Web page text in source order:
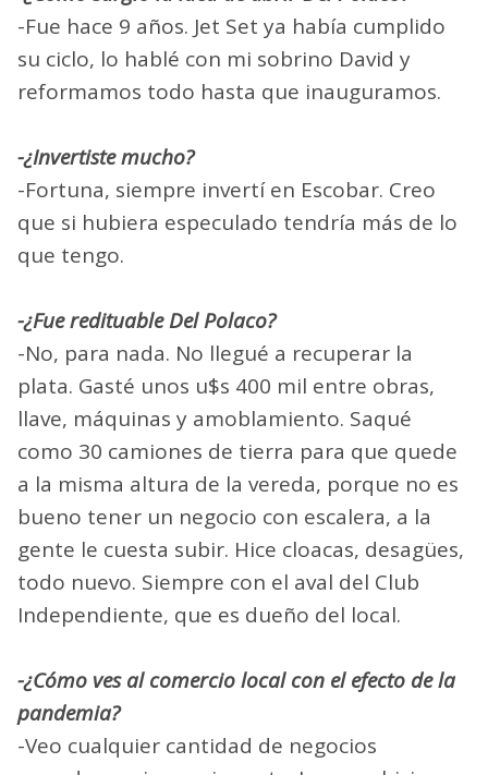
-Fue hace 9 años. Jet Set ya había cumplido
su ciclo, lo hablé con mi sobrino David y
reformamos todo hasta que inauguramos.
-¿Invertiste mucho?
-Fortuna, siempre invertí en Escobar. Creo
que si hubiera especulado tendría más de lo
que tengo.
-¿Fue redituable Del Polaco?
-No, para nada. No llegué a recuperar la
plata. Gasté unos u$s 400 mil entre obras,
llave, máquinas y amoblamiento. Saqué
como 30 camiones de tierra para que quede
a la misma altura de la vereda, porque no es
bueno tener un negocio con escalera, a la
gente le cuesta subir. Hice cloacas, desagües,
todo nuevo. Siempre con el aval del Club
Independiente, que es dueño del local.
-¿Cómo ves al comercio local con el efecto de la
pandemia?
-Veo cualquier cantidad de negocios